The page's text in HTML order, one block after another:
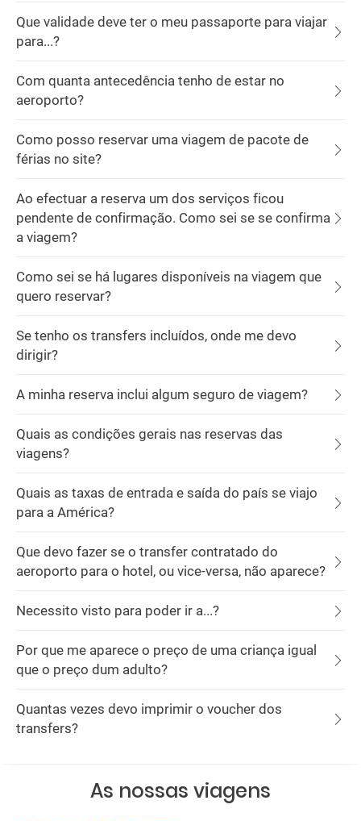
Que validade deve ter o meu passaporte para viajar
para...?
Com quanta antecedência tenho de estar no
aeroporto?
Como posso reservar uma viagem de pacote de
férias no site?
Ao efectuar a reserva um dos serviços ficou
pendente de confirmação. Como sei se se confirma
a viagem?
Como sei se há lugares disponíveis na viagem que
quero reservar?
Se tenho os transfers incluídos, onde me devo
dirigir?
A minha reserva inclui algum seguro de viagem?
Quais as condições gerais nas reservas das
viagens?
Quais as taxas de entrada e saída do país se viajo
para a América?
Que devo fazer se o transfer contratado do
aeroporto para o hotel, ou vice-versa, não aparece?
Necessito visto para poder ir a...?
Por que me aparece o preço de uma criança igual
que o preço dum adulto?
Quantas vezes devo imprimir o voucher dos
transfers?
As nossas viagens